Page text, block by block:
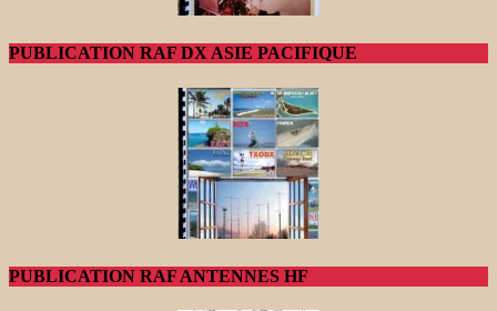
PUBLICATION RAF DX ASIE PACIFIQUE
PUBLICATION RAF ANTENNES HF